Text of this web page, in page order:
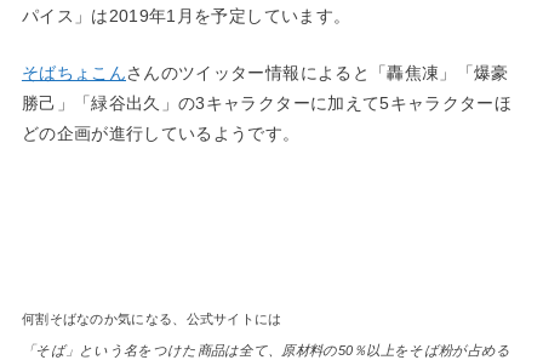
パイス」は2019年1月を予定しています。
そばちょこんさんのツイッター情報によると「轟焦凍」「爆豪
勝己」「緑谷出久」の3キャラクターに加えて5キャラクターほ
どの企画が進行しているようです。
何割そばなのか気になる、公式サイトには
「そば」という名をつけた商品は全て、原材料の50％以上をそば粉が占める